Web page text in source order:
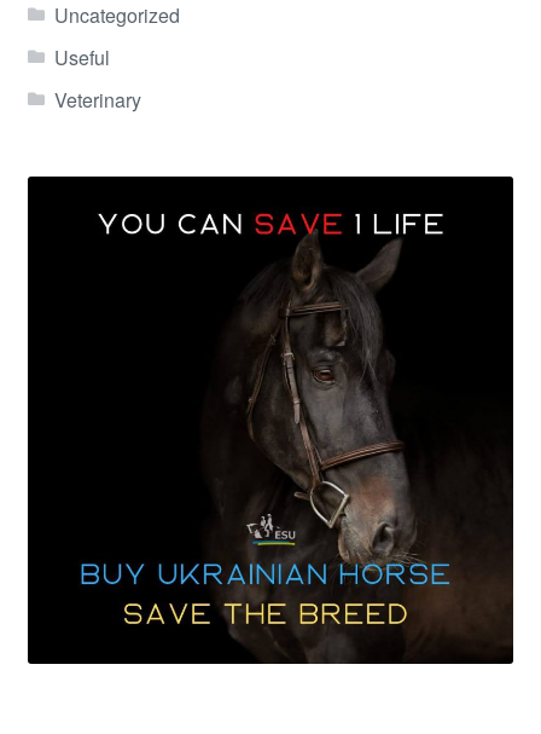
Uncategorized
Useful
Veterinary